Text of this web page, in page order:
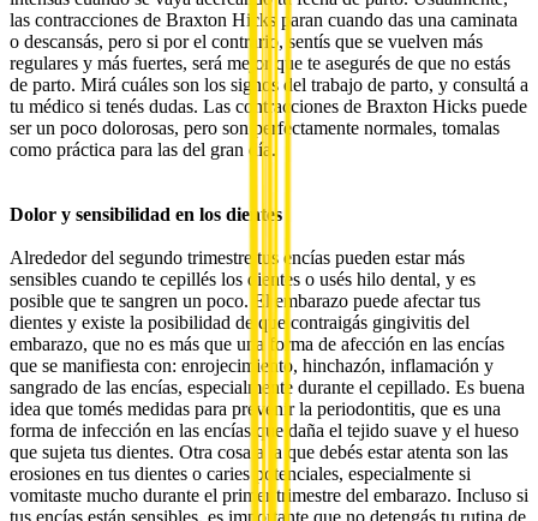
las contracciones de Braxton Hicks paran cuando das una caminata
o descansás, pero si por el contrario, sentís que se vuelven más
regulares y más fuertes, será mejor que te asegurés de que no estás
de parto. Mirá cuáles son los signos del trabajo de parto, y consultá a
tu médico si tenés dudas. Las contracciones de Braxton Hicks puede
ser un poco dolorosas, pero son perfectamente normales, tomalas
como práctica para las del gran día.
Dolor y sensibilidad en los dientes
Alrededor del segundo trimestre tus encías pueden estar más
sensibles cuando te cepillés los dientes o usés hilo dental, y es
posible que te sangren un poco. El embarazo puede afectar tus
dientes y existe la posibilidad de que contraigás gingivitis del
embarazo, que no es más que una forma de afección en las encías
que se manifiesta con: enrojecimiento, hinchazón, inflamación y
sangrado de las encías, especialmente durante el cepillado. Es buena
idea que tomés medidas para prevenir la periodontitis, que es una
forma de infección en las encías que daña el tejido suave y el hueso
que sujeta tus dientes. Otra cosa a la que debés estar atenta son las
erosiones en tus dientes o caries potenciales, especialmente si
vomitaste mucho durante el primer trimestre del embarazo. Incluso si
tus encías están sensibles, es importante que no detengás tu rutina de